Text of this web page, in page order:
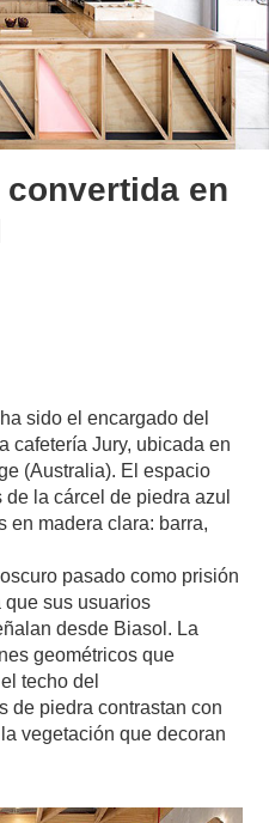
en
ha sido el encargado del
cafetería Jury, ubicada en
(Australia). El espacio
la cárcel de piedra azul
en madera clara: barra,
pasado como prisión
que sus usuarios
desde Biasol. La
geométricos que
techo del
de piedra contrastan con
vegetación que decoran